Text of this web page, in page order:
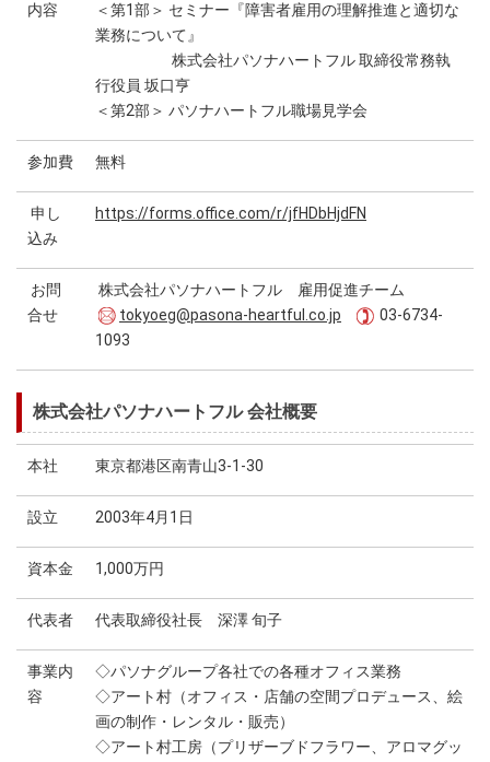
内容
＜第1部＞ セミナー『障害者雇用の理解推進と適切な
業務について』
株式会社パソナハートフル 取締役常務執
行役員 坂口亨
＜第2部＞ パソナハートフル職場見学会
参加費 無料
申し
込み
https://forms.office.com/r/jfHDbHjdFN
お問
合せ
株式会社パソナハートフル 雇用促進チーム
tokyoeg@pasona-heartful.co.jp
03-6734-
1093
株式会社パソナハートフル 会社概要
本社 東京都港区南青山3-1-30
設立 2003年4月1日
資本金 1,000万円
代表者 代表取締役社長 深澤 旬子
事業内
容
◇パソナグループ各社での各種オフィス業務
◇アート村（オフィス・店舗の空間プロデュース、絵
画の制作・レンタル・販売）
◇アート村工房（プリザーブドフラワー、アロマグッ